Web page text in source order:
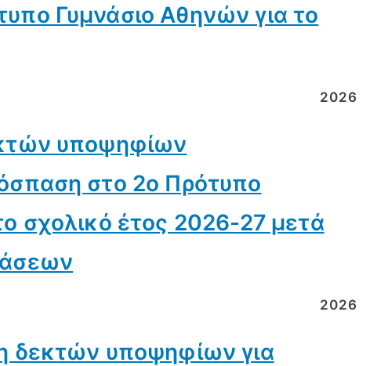
Γυμνάσιο Αθηνών για το
2026
υποψηφίων
στο 2ο Πρότυπο
σχολικό έτος 2026-27 μετά
2026
δεκτών υποψηφίων για